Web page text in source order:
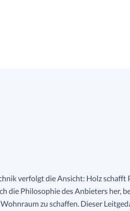
verfolgt die Ansicht: Holz schafft
die Philosophie des Anbieters her,
zu schaffen. Dieser